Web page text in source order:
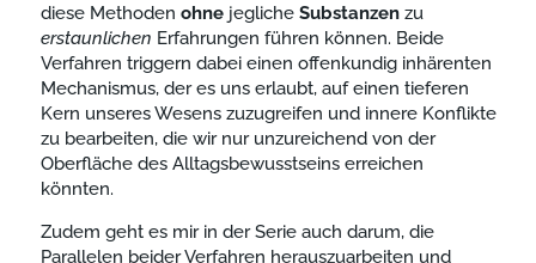
diese Methoden ohnejegliche Substanzenzu
erstaunlichen Erfahrungen führen können. Beide
Verfahren triggern dabei einen offenkundig inhärenten
Mechanismus, der es uns erlaubt, auf einen tieferen
Kern unseres Wesens zuzugreifen und innere Konflikte
zu bearbeiten, die wir nur unzureichend von der
Oberfläche des Alltagsbewusstseins erreichen
könnten.
Zudem geht es mir in der Serie auch darum, die
Parallelen beider Verfahren herauszuarbeiten und